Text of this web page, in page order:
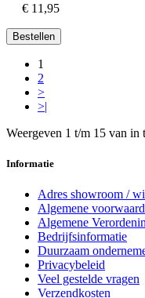
€ 11,95
Bestellen
1
2
>
>|
Weergeven 1 t/m 15 van in
Informatie
Adres showroom /
Algemene
Algemene
Bedrijfsinformatie
Duurzaam
Privacybeleid
Veel gestelde vragen
Verzendkosten